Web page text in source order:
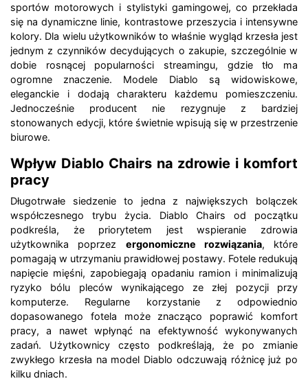
sportów motorowych i stylistyki gamingowej, co przekłada
się na dynamiczne linie, kontrastowe przeszycia i intensywne
kolory. Dla wielu użytkowników to właśnie wygląd krzesła jest
jednym z czynników decydujących o zakupie, szczególnie w
dobie rosnącej popularności streamingu, gdzie tło ma
ogromne znaczenie. Modele Diablo są widowiskowe,
eleganckie i dodają charakteru każdemu pomieszczeniu.
Jednocześnie producent nie rezygnuje z bardziej
stonowanych edycji, które świetnie wpisują się w przestrzenie
biurowe.
Wpływ Diablo Chairs na zdrowie i komfort
pracy
Długotrwałe siedzenie to jedna z największych bolączek
współczesnego trybu życia. Diablo Chairs od początku
podkreśla, że priorytetem jest wspieranie zdrowia
użytkownika poprzez ergonomiczne rozwiązania, które
pomagają w utrzymaniu prawidłowej postawy. Fotele redukują
napięcie mięśni, zapobiegają opadaniu ramion i minimalizują
ryzyko bólu pleców wynikającego ze złej pozycji przy
komputerze. Regularne korzystanie z odpowiednio
dopasowanego fotela może znacząco poprawić komfort
pracy, a nawet wpłynąć na efektywność wykonywanych
zadań. Użytkownicy często podkreślają, że po zmianie
zwykłego krzesła na model Diablo odczuwają różnicę już po
kilku dniach.